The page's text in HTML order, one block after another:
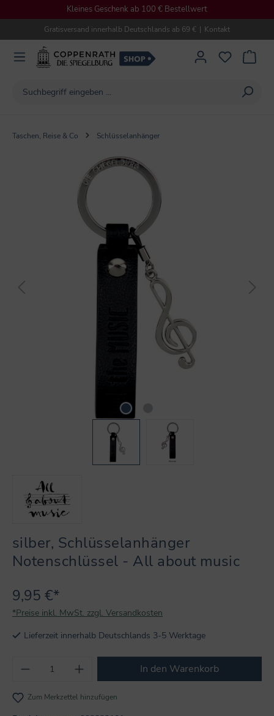
Kleines Geschenk ab 100 € Bestellwert
Gratisversand innerhalb Deutschlands ab 69 € | Kontakt
Taschen, Reise & Co Schlüsselanhänger
Bildergalerie überspringen
silber, Schlüsselanhänger
Notenschlüssel - All about music
9,95 €*
*Preise inkl. MwSt. zzgl. Versandkosten
Lieferzeit innerhalb Deutschlands 3-5 Werktage
Produkt Anzahl: Gib den gewünschten
In den Warenkorb
Zum Merkzettel hinzufügen